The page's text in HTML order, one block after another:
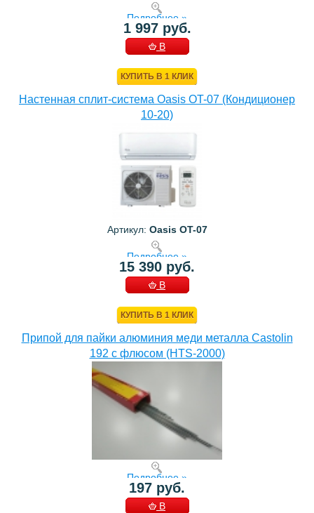
Подробнее »
1 997 руб.
В
КУПИТЬ В 1 КЛИК
Настенная сплит-система Oasis OT-07 (Кондиционер
10-20)
Артикул: Oasis OT-07
Подробнее »
15 390 руб.
В
КУПИТЬ В 1 КЛИК
Припой для пайки алюминия меди металла Castolin
192 с флюсом (HTS-2000)
Подробнее »
197 руб.
В